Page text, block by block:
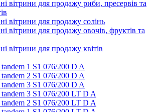
вітрини для продажу риби, пресервів та
вітрини для продажу солінь
вітрини для продажу овочів, фруктів та
вітрини для продажу квітів
tandem 1 S1 076/200 D A
tandem 2 S1 076/200 D A
tandem 3 S1 076/200 D A
tandem 3 S1 076/200 LT D A
tandem 2 S1 076/200 LT D A